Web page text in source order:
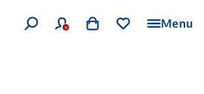
Menu